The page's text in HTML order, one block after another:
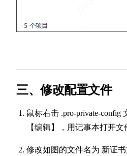
三、修改配置文件
鼠标右击 .pro-private-config
【编辑】，用记事本打开文
修改如图的文件名为 新证